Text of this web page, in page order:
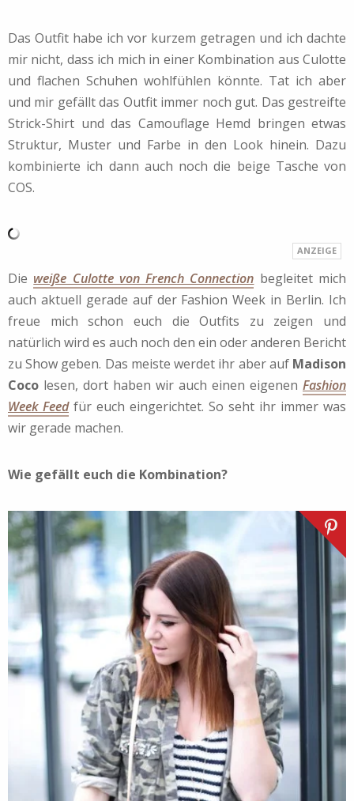
Das Outfit habe ich vor kurzem getragen und ich dachte
mir nicht, dass ich mich in einer Kombination aus Culotte
und flachen Schuhen wohlfühlen könnte. Tat ich aber
und mir gefällt das Outfit immer noch gut. Das gestreifte
Strick-Shirt und das Camouflage Hemd bringen etwas
Struktur, Muster und Farbe in den Look hinein. Dazu
kombinierte ich dann auch noch die beige Tasche von
COS.
Die weiße Culotte von French Connection begleitet mich
auch aktuell gerade auf der Fashion Week in Berlin. Ich
freue mich schon euch die Outfits zu zeigen und
natürlich wird es auch noch den ein oder anderen Bericht
zu Show geben. Das meiste werdet ihr aber auf Madison
Coco lesen, dort haben wir auch einen eigenen Fashion
Week Feedfür euch eingerichtet. So seht ihr immer was
wir gerade machen.
Wie gefällt euch die Kombination?